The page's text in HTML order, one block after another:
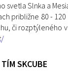
Slnka a
približne 80 -
či rozptýleného
TÍM SKCUBE